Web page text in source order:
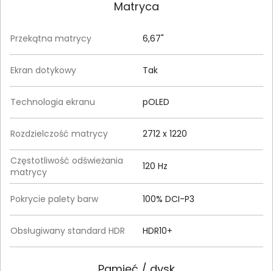
Matryca
Przekątna matrycy 6,67"
Ekran dotykowy Tak
Technologia ekranu pOLED
Rozdzielczość matrycy 2712 x 1220
Częstotliwość odświeżania
matrycy
120 Hz
Pokrycie palety barw 100% DCI-P3
Obsługiwany standard HDR HDR10+